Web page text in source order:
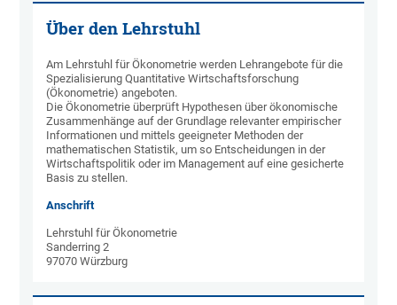
Über den Lehrstuhl
Am Lehrstuhl für Ökonometrie werden Lehrangebote für die
Spezialisierung Quantitative Wirtschaftsforschung
(Ökonometrie) angeboten.
Die Ökonometrie überprüft Hypothesen über ökonomische
Zusammenhänge auf der Grundlage relevanter empirischer
Informationen und mittels geeigneter Methoden der
mathematischen Statistik, um so Entscheidungen in der
Wirtschaftspolitik oder im Management auf eine gesicherte
Basis zu stellen.
Anschrift
Lehrstuhl für Ökonometrie
Sanderring 2
97070 Würzburg